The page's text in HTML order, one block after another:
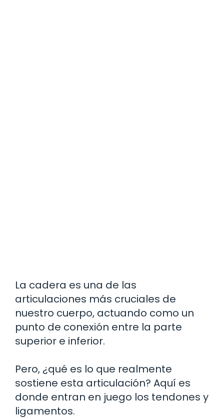
La cadera es una de las
articulaciones más cruciales de
nuestro cuerpo, actuando como un
punto de conexión entre la parte
superior e inferior.
Pero, ¿qué es lo que realmente
sostiene esta articulación? Aquí es
donde entran en juego los tendones y
ligamentos.